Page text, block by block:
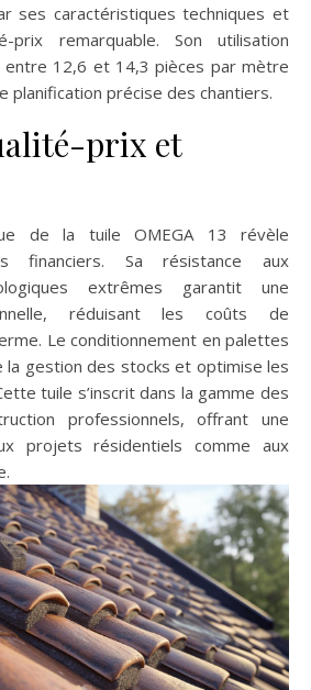
ses caractéristiques techniques et
prix remarquable. Son utilisation
entre 12,6 et 14,3 pièces par mètre
planification précise des chantiers.
prix et
de la tuile OMEGA 13 révèle
financiers. Sa résistance aux
extrêmes garantit une
réduisant les coûts de
Le conditionnement en palettes
la gestion des stocks et optimise les
tuile s’inscrit dans la gamme des
professionnels, offrant une
projets résidentiels comme aux